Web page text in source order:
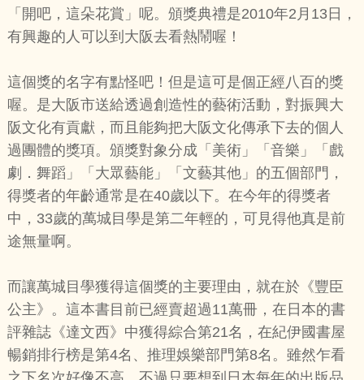
「開吧，這朵花賞」呢。頒獎典禮是2010年2月13日，
有興趣的人可以到大阪去看熱鬧喔！
這個獎的名字有點怪吧！但是這可是個正經八百的獎
喔。是大阪市送給透過創造性的藝術活動，對振興大
阪文化有貢獻，而且能夠把大阪文化傳承下去的個人
過團體的獎項。頒獎對象分成「美術」「音樂」「戲
劇．舞蹈」「大眾藝能」「文藝其他」的五個部門，
得獎者的年齡通常是在40歲以下。在今年的得獎者
中，33歲的萬城目學是第二年輕的，可見得他真是前
途無量啊。
而讓萬城目學獲得這個獎的主要理由，就在於《豐臣
公主》。這本書目前已經賣超過11萬冊，在日本的書
評雜誌《達文西》中獲得綜合第21名，在紀伊國書屋
暢銷排行榜是第4名、推理娛樂部門第8名。雖然乍看